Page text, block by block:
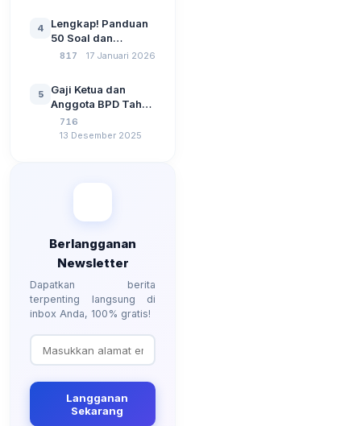
Kebangsaan, dan
Komputer Beserta
Jawaban Paling
4
Lengkap! Panduan
50 Soal dan
Jawaban Tes
Berdasarkan UU No
3 Tahun 2024
817 17 Januari 2026
5
Gaji Ketua dan
Anggota BPD Tahun
2026, Berapa
Besarannya? Ada
716
13 Desember 2025
Berlangganan
Newsletter
Dapatkan berita
terpenting langsung di
inbox Anda, 100% gratis!
Langganan
Sekarang